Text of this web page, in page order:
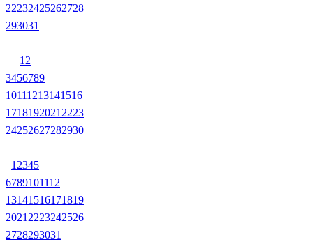
22232425262728
293031
1 2
3456789
10111213141516
1718192021 2223
24252627282930
1 2345
6789101112
13141516171819
2021 2223242526
2728293031